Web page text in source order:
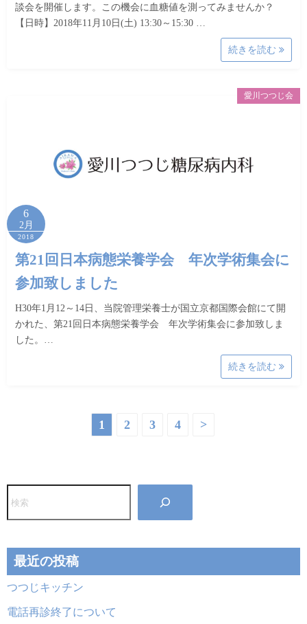
談会を開催します。この機会に血糖値を測ってみませんか？
【日時】2018年11月10日(土) 13:30～15:30 …
続きを読む
愛川つつじ会
6
2月
2018
第21回日本病態栄養学会 年次学術集会に
参加致しました
H30年1月12～14日、当院管理栄養士が国立京都国際会館にて開
かれた、第21回日本病態栄養学会 年次学術集会に参加致しま
した。…
続きを読む
ペ
ジ
送
り
1 2 3 4 >
索
最近の投稿
つつじキッチン
電話再診終了について